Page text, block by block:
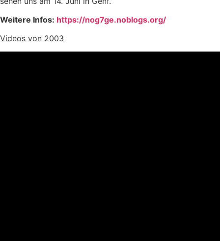
Weitere Infos: https://nog7ge.noblogs.org/
Videos von 2003